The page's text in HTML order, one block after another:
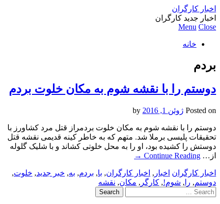
اخبار کارگران
اخبار جدید کارگران
Menu Close
خانه
بردم
دوستم را با نقشه شوم به مکان خلوت بردم
Posted on ژوئن 1, 2016
دوستم را با نقشه شوم به مکان خلوت بردمراز قتل مرد کشاورز با
تحقیقات پلیسی برملا شد. متهم که به خاطر کینه قدیمی نقشه قتل
دوستش را کشیده بود، او را به محل خلوتی کشاند و با شلیک گلوله
از… Continue Reading
→
اخبار کارگران اخبار , اخبار کارگران, با, بردم, به, خبر جدید, خلوت,
دوستم, را , شوم!, کارگر , مکان, نقشه
Search
for: